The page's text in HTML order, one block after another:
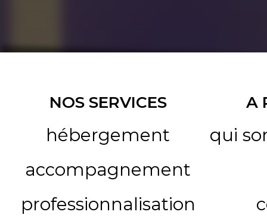
NOS SERVICES
hébergement
accompagnement
professionnalisation
A
qui